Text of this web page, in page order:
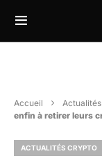
Accueil
enfin à retirer leurs
ACTUALITÉS CRYPTO